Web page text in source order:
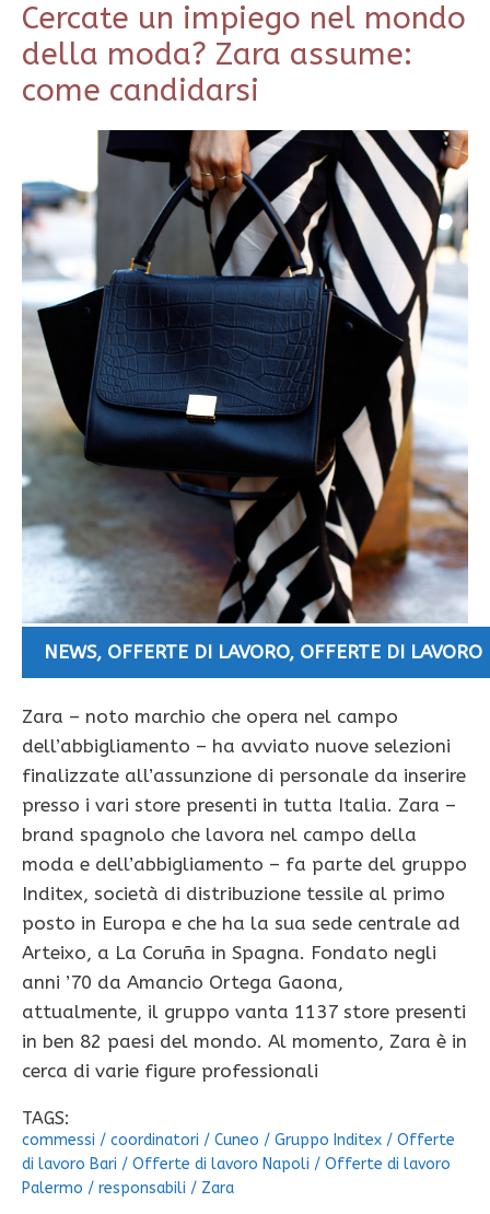
Cercate un impiego nel mondo
della moda? Zara assume:
come candidarsi
NEWS, OFFERTE DI LAVORO, OFFERTE DI LAVORO
Zara – noto marchio che opera nel campo
dell’abbigliamento – ha avviato nuove selezioni
finalizzate all’assunzione di personale da inserire
presso i vari store presenti in tutta Italia. Zara –
brand spagnolo che lavora nel campo della
moda e dell’abbigliamento – fa parte del gruppo
Inditex, società di distribuzione tessile al primo
posto in Europa e che ha la sua sede centrale ad
Arteixo, a La Coruña in Spagna. Fondato negli
anni ’70 da Amancio Ortega Gaona,
attualmente, il gruppo vanta 1137 store presenti
in ben 82 paesi del mondo. Al momento, Zara è in
cerca di varie figure professionali
TAGS:
commessi / coordinatori / Cuneo / Gruppo Inditex / Offerte
di lavoro Bari / Offerte di lavoro Napoli / Offerte di lavoro
Palermo / responsabili / Zara